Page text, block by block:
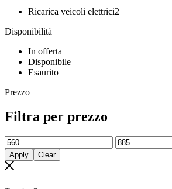
Ricarica veicoli elettrici2
Disponibilità
In offerta
Disponibile
Esaurito
Prezzo
Filtra per prezzo
Apply
Clear